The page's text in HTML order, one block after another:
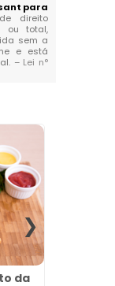
para
direito
ou total,
sem a
e está
– Lei n°
da